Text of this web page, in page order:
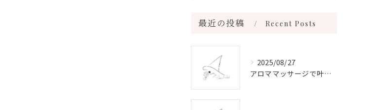
最近の投稿 Recent Posts
2025/08/27
アロママッサージで叶える心身リラックスと健康維持の新習慣ガイド